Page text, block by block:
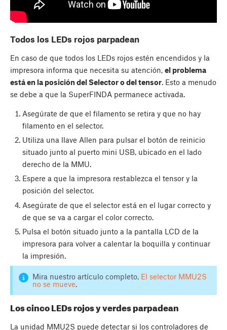
Todos los LEDs rojos parpadean
En caso de que todos los LEDs rojos estén encendidos y la
impresora informa que necesita su atención, el problema
está en la posición del Selector o del tensor. Esto a menudo
se debe a que la SuperFINDA permanece activada.
Asegúrate de que el filamento se retira y que no hay
filamento en el selector.
Utiliza una llave Allen para pulsar el botón de reinicio
situado junto al puerto mini USB, ubicado en el lado
derecho de la MMU.
Espere a que la impresora restablezca el tensor y la
posición del selector.
Asegúrate de que el selector está en el lugar correcto y
de que se va a cargar el color correcto.
Pulsa el botón situado junto a la pantalla LCD de la
impresora para volver a calentar la boquilla y continuar
la impresión.
Mira nuestro artículo completo, El selector MMU2S
no se mueve.
Los cinco LEDs rojos y verdes parpadean
La unidad MMU2S puede detectar si los controladores de